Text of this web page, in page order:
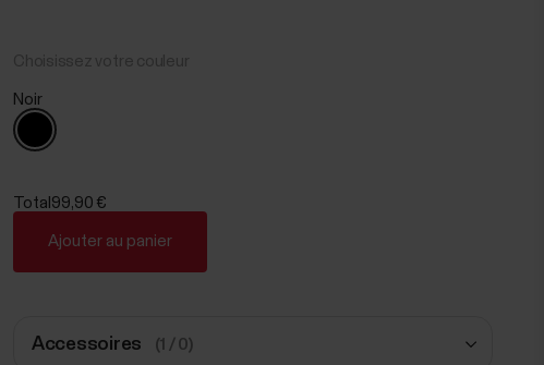
Noir
Total 99,90 €
Ajouter au panier
Accessoires (1 / 0)